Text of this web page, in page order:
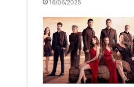
16/06/2025